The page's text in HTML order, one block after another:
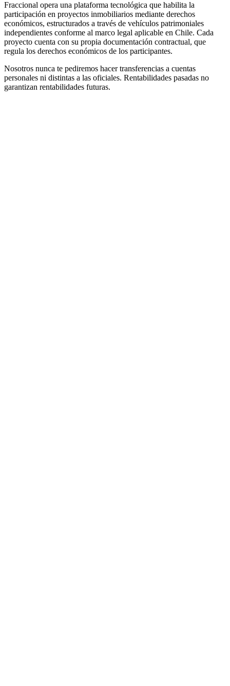
Fraccional opera una plataforma tecnológica que habilita la
participación en proyectos inmobiliarios mediante derechos
económicos, estructurados a través de vehículos patrimoniales
independientes conforme al marco legal aplicable en Chile. Cada
proyecto cuenta con su propia documentación contractual, que
regula los derechos económicos de los participantes.
Nosotros nunca te pediremos hacer transferencias a cuentas
personales ni distintas a las oficiales. Rentabilidades pasadas no
garantizan rentabilidades futuras.